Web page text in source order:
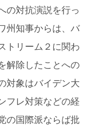
の対抗演説を行っ
州知事からは、バ
トリーム２に関わ
解除したことへの
対象はバイデン大
フレ対策などの経
の国際派ならば批